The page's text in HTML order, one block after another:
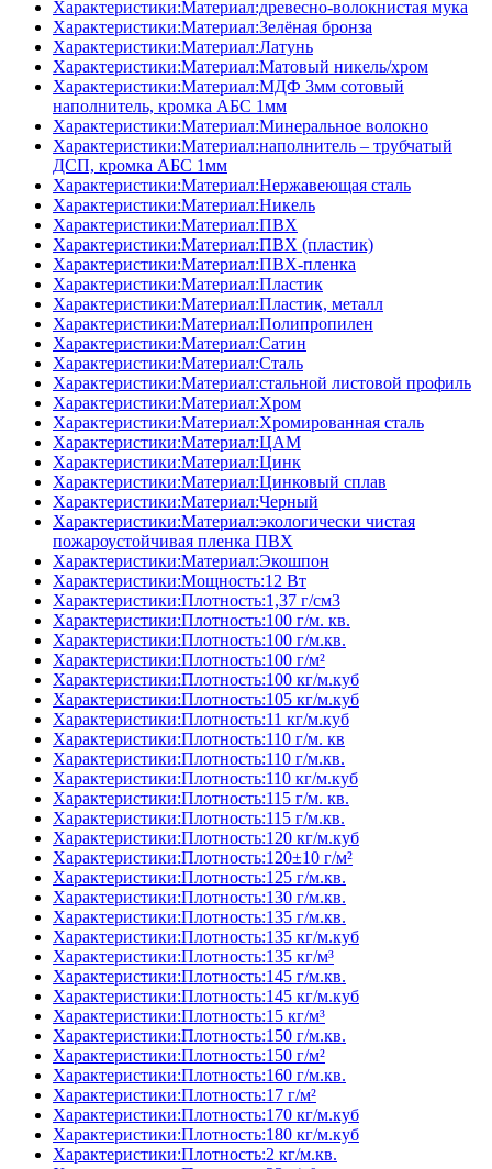
Характеристики:Материал:древесно-волокнистая мука
Характеристики:Материал:Зелёная бронза
Характеристики:Материал:Латунь
Характеристики:Материал:Матовый никель/хром
Характеристики:Материал:МДФ 3мм сотовый
наполнитель, кромка AБC 1мм
Характеристики:Материал:Минеральное волокно
Характеристики:Материал:наполнитель – трубчатый
ДСП, кромка AБC 1мм
Характеристики:Материал:Нержавеющая сталь
Характеристики:Материал:Никель
Характеристики:Материал:ПВХ
Характеристики:Материал:ПВХ (пластик)
Характеристики:Материал:ПВХ-пленка
Характеристики:Материал:Пластик
Характеристики:Материал:Пластик, металл
Характеристики:Материал:Полипропилен
Характеристики:Материал:Сатин
Характеристики:Материал:Сталь
Характеристики:Материал:стальной листовой профиль
Характеристики:Материал:Хром
Характеристики:Материал:Хромированная сталь
Характеристики:Материал:ЦАМ
Характеристики:Материал:Цинк
Характеристики:Материал:Цинковый сплав
Характеристики:Материал:Черный
Характеристики:Материал:экологически чистая
пожароустойчивая пленка ПВХ
Характеристики:Материал:Экошпон
Характеристики:Мощность:12 Вт
Характеристики:Плотность:1,37 г/см3
Характеристики:Плотность:100 г/м. кв.
Характеристики:Плотность:100 г/м.кв.
Характеристики:Плотность:100 г/м²
Характеристики:Плотность:100 кг/м.куб
Характеристики:Плотность:105 кг/м.куб
Характеристики:Плотность:11 кг/м.куб
Характеристики:Плотность:110 г/м. кв
Характеристики:Плотность:110 г/м.кв.
Характеристики:Плотность:110 кг/м.куб
Характеристики:Плотность:115 г/м. кв.
Характеристики:Плотность:115 г/м.кв.
Характеристики:Плотность:120 кг/м.куб
Характеристики:Плотность:120±10 г/м²
Характеристики:Плотность:125 г/м.кв.
Характеристики:Плотность:130 г/м.кв.
Характеристики:Плотность:135 г/м.кв.
Характеристики:Плотность:135 кг/м.куб
Характеристики:Плотность:135 кг/м³
Характеристики:Плотность:145 г/м.кв.
Характеристики:Плотность:145 кг/м.куб
Характеристики:Плотность:15 кг/м³
Характеристики:Плотность:150 г/м.кв.
Характеристики:Плотность:150 г/м²
Характеристики:Плотность:160 г/м.кв.
Характеристики:Плотность:17 г/м²
Характеристики:Плотность:170 кг/м.куб
Характеристики:Плотность:180 кг/м.куб
Характеристики:Плотность:2 кг/м.кв.